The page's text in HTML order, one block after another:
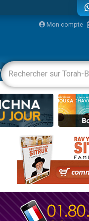
Mon compte
Livres